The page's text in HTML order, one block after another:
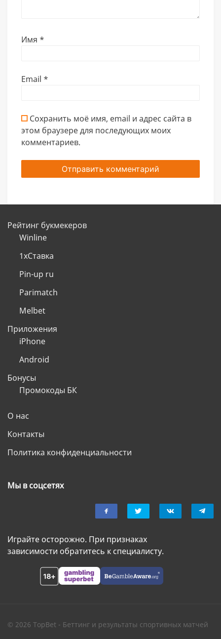
Имя *
Email *
Сохранить моё имя, email и адрес сайта в
этом браузере для последующих моих
комментариев.
Рейтинг букмекеров
Winline
1хСтавка
Pin-up ru
Parimatch
Melbet
Приложения
iPhone
Android
Бонусы
Промокоды БК
О нас
Контакты
Политика конфиденциальности
Мы в соцсетях
Играйте осторожно. При признаках
зависимости обратитесь к специалисту.
© 2026 TopBet - Беттинг и результаты спортивных матчей